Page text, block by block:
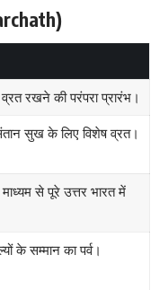
व्रत रखने की परंपरा प्रारंभ।
सुख के लिए विशेष व्रत।
से पूरे उत्तर भारत में
के सम्मान का पर्व।